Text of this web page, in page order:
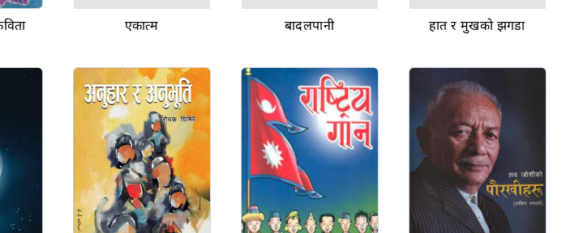
एकात्म बादलपानी हात र मुखको झगडा